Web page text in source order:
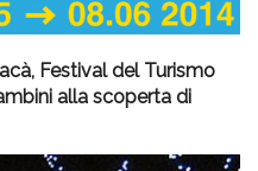
Festival del Turismo
alla scoperta di